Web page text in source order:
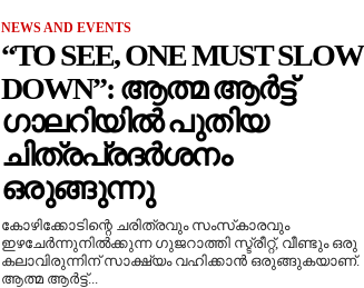
NEWS AND EVENTS
“TO SEE, ONE MUST SLOW
DOWN”: ആത്മ ആർട്ട്
ഗാലറിയിൽ പുതിയ
ചിത്രപ്രദർശനം
ഒരുങ്ങുന്നു
കോഴിക്കോടിന്റെ ചരിത്രവും സംസ്‌കാരവും
ഇഴചേർന്നുനിൽക്കുന്ന ഗുജറാത്തി സ്ട്രീറ്റ്, വീണ്ടും ഒരു
കലാവിരുന്നിന് സാക്ഷ്യം വഹിക്കാൻ ഒരുങ്ങുകയാണ്.
ആത്മ ആർട്ട്...